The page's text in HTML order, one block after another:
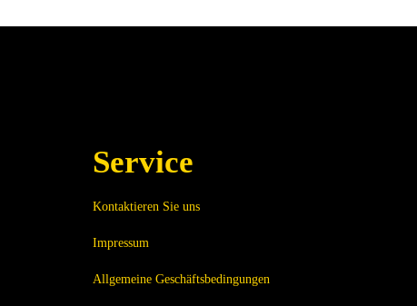
Service
Kontaktieren Sie uns
Impressum
Allgemeine Geschäftsbedingungen